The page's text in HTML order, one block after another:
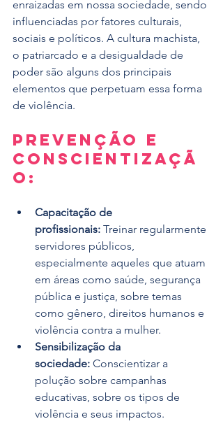
enraizadas em nossa sociedade, sendo
influenciadas por fatores culturais,
sociais e políticos. A cultura machista,
o patriarcado e a desigualdade de
poder são alguns dos principais
elementos que perpetuam essa forma
de violência.
Prevenção e
Conscientizaçã
o:
Capacitação de
profissionais: Treinar regularmente
servidores públicos,
especialmente aqueles que atuam
em áreas como saúde, segurança
pública e justiça, sobre temas
como gênero, direitos humanos e
violência contra a mulher.
Sensibilização da
sociedade: Conscientizar a
polução sobre campanhas
educativas, sobre os tipos de
violência e seus impactos.